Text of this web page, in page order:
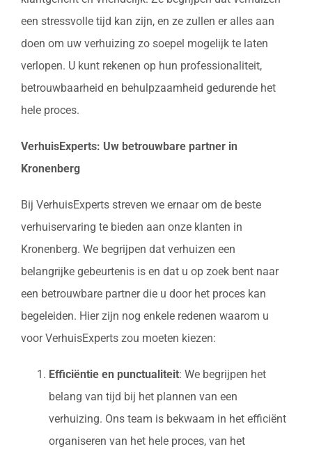
een stressvolle tijd kan zijn, en ze zullen er alles aan
doen om uw verhuizing zo soepel mogelijk te laten
verlopen. U kunt rekenen op hun professionaliteit,
betrouwbaarheid en behulpzaamheid gedurende het
hele proces.
VerhuisExperts: Uw betrouwbare partner in
Kronenberg
Bij VerhuisExperts streven we ernaar om de beste
verhuiservaring te bieden aan onze klanten in
Kronenberg. We begrijpen dat verhuizen een
belangrijke gebeurtenis is en dat u op zoek bent naar
een betrouwbare partner die u door het proces kan
begeleiden. Hier zijn nog enkele redenen waarom u
voor VerhuisExperts zou moeten kiezen:
Efficiëntie en punctualiteit: We begrijpen het
belang van tijd bij het plannen van een
verhuizing. Ons team is bekwaam in het efficiënt
organiseren van het hele proces, van het